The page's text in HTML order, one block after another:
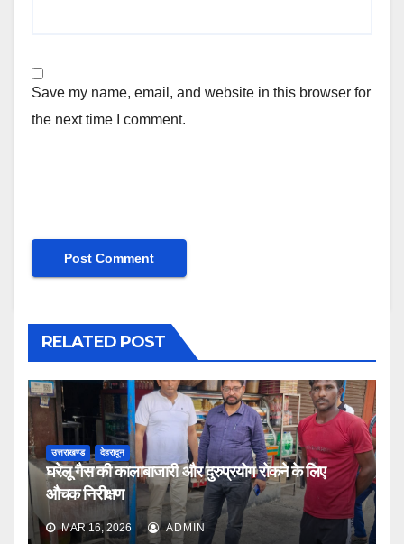
Save my name, email, and website in this browser for
the next time I comment.
RELATED POST
उत्तराखण्ड देहरादून
घरेलू गैस की कालाबाजारी और दुरुप्रयोग रोकने के लिए
औचक निरीक्षण
MAR 16, 2026 ADMIN